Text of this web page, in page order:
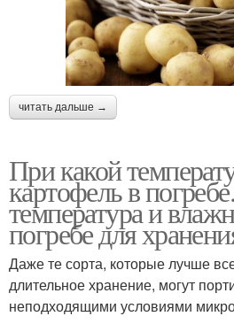
читать дальше →
При какой
картофель в
температура и
погребе для
Даже те сорта, которые лучше
длительное хранение, могут
неподходящими условиями